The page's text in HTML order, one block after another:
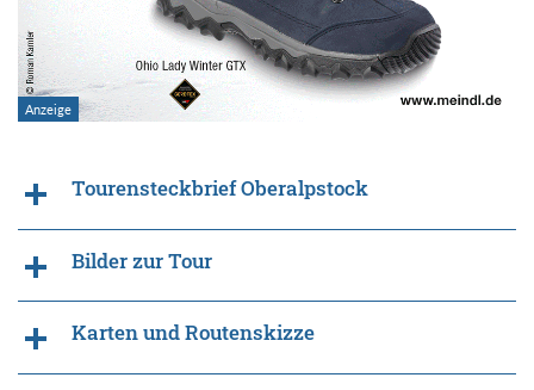
Tourensteckbrief Oberalpstock
Bilder zur Tour
Karten und Routenskizze